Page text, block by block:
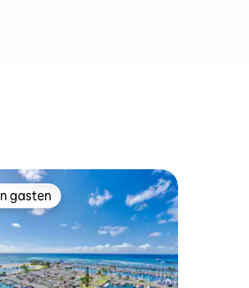
gasten
gasten